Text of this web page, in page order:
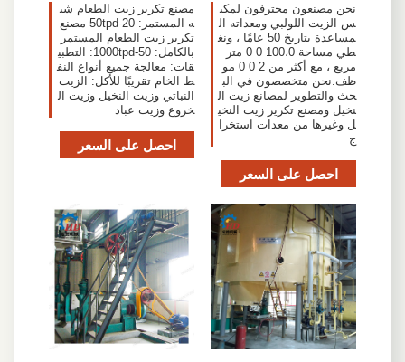
نحن مصنعون محترفون لمكب
س الزيت اللولبي ومعداته ال
مساعدة بتاريخ 50 عامًا ، ونغ
طي مساحة 100،0 0 0 متر
مربع ، مع أكثر من 2 0 0 مو
ظف.نحن متخصصون في الب
حث والتطوير لمصانع زيت ال
نخيل ومصنع تكرير زيت النخي
ل وغيرها من معدات استخرا
ج
احصل على السعر
مصنع تكرير زيت الطعام شب
ه المستمر: 20-50tpd مصنع
تكرير زيت الطعام المستمر
بالكامل: 50-1000tpd: التطبي
قات: معالجة جميع أنواع النف
ط الخام تقريبًا للأكل: الزيت
النباتي وزيت النخيل وزيت ال
خروع وزيت عباد
احصل على السعر